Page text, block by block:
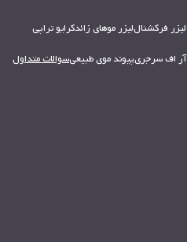
لیزر فرکشناللیزر موهای زائدکرایو تراپی
آر اف سرجریپیوند موی طبیعیسوالات متداول